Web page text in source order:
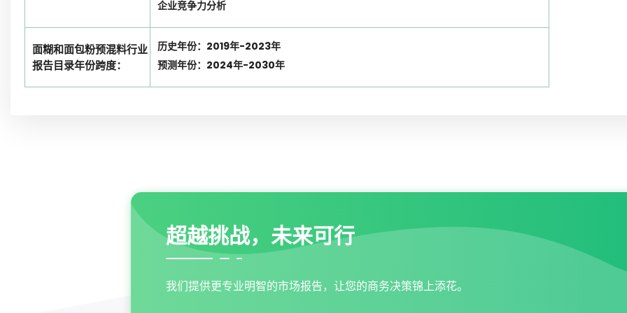
企业竞争力分析
面糊和面包粉预混料行业
报告目录年份跨度：
历史年份：2019年-2023年
预测年份：2024年-2030年
超越挑战，未来可行
我们提供更专业明智的市场报告，让您的商务决策锦上添花。